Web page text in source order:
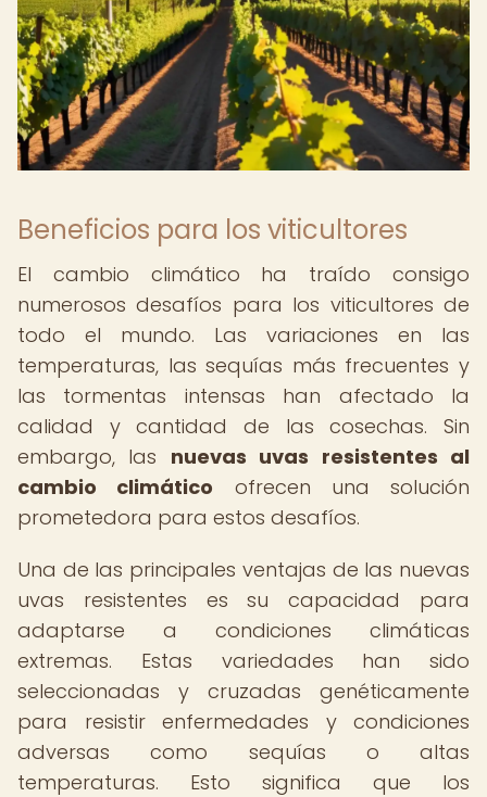
Beneficios para los viticultores
El cambio climático ha traído consigo
numerosos desafíos para los viticultores de
todo el mundo. Las variaciones en las
temperaturas, las sequías más frecuentes y
las tormentas intensas han afectado la
calidad y cantidad de las cosechas. Sin
embargo, las nuevas uvas resistentes al
cambio climático ofrecen una solución
prometedora para estos desafíos.
Una de las principales ventajas de las nuevas
uvas resistentes es su capacidad para
adaptarse a condiciones climáticas
extremas. Estas variedades han sido
seleccionadas y cruzadas genéticamente
para resistir enfermedades y condiciones
adversas como sequías o altas
temperaturas. Esto significa que los